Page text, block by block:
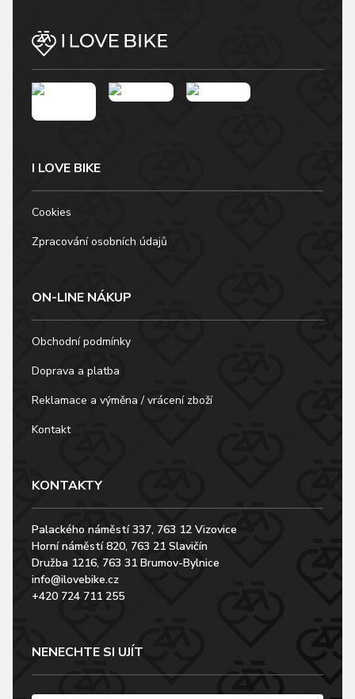
I LOVE BIKE
Cookies
Zpracování osobních údajů
ON-LINE NÁKUP
Obchodní podmínky
Doprava a platba
Reklamace a výměna / vrácení zboží
Kontakt
KONTAKTY
Palackého náměstí 337, 763 12 Vizovice
Horní náměstí 820, 763 21 Slavičín
Družba 1216, 763 31 Brumov-Bylnice
info@ilovebike.cz
+420 724 711 255
NENECHTE SI UJÍT